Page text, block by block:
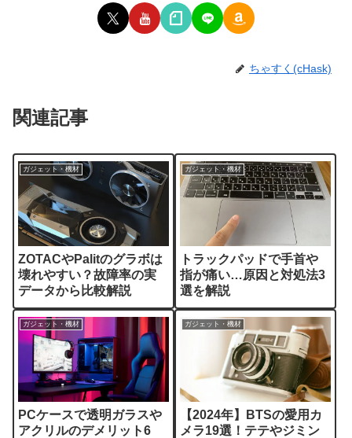
ちゃすく(cHask)
関連記事
ガジェット・機材
ZOTACやPalitのグラボは
壊れやすい？故障率の実
データから比較解説
ガジェット・機材
トラックパッドで手首や
指が痛い…原因と対処法3
選を解説
ガジェット・機材
PCケースで透明ガラスや
アクリルのデメリット6
ガジェット・機材
【2024年】BTSの愛用カ
メラ19選！テテやジミン